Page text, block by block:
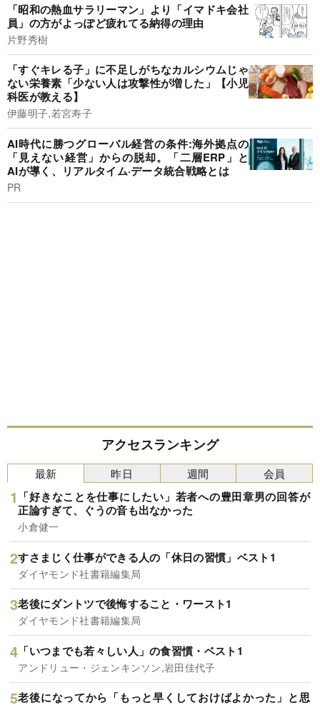
「昭和の熱血サラリーマン」より「イマドキ会社
員」の方がよっぽど疲れてる納得の理由
片野秀樹
「すぐキレる子」に不足しがちなカルシウムじゃ
ない栄養素「少ない人は攻撃性が増した」【小児
科医が教える】
伊藤明子,若宮寿子
AI時代に勝つグローバル経営の条件:海外拠点の
「見えない経営」からの脱却。「二層ERP」と
AIが導く、リアルタイム·データ統合戦略とは
PR
アクセスランキング
最新
「好きなことを仕事にしたい」若者への豊田章男の回答が
正論すぎて、ぐうの音も出なかった
小倉健一
すさまじく仕事ができる人の「休日の習慣」ベスト1
ダイヤモンド社書籍編集局
老後にダントツで後悔すること・ワースト1
ダイヤモンド社書籍編集局
「いつまでも若々しい人」の食習慣・ベスト1
アンドリュー・ジェンキンソン,岩田佳代子
老後になってから「もっと早くしておけばよかった」と思
昨日 週間 会員